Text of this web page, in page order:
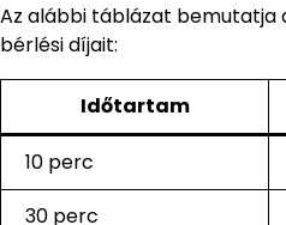
Az alábbi táblázat bemutatja
bérlési díjait:
Időtartam
10 perc
30 perc